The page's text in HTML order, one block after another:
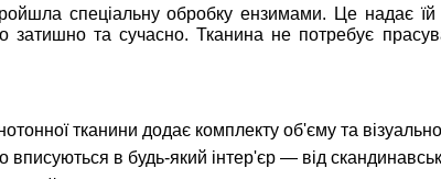
спеціальну обробку ензимами. Це надає їй
затишно та сучасно. Тканина не потребує
тканини додає комплекту об'єму та
вписуються в будь-який інтер'єр — від